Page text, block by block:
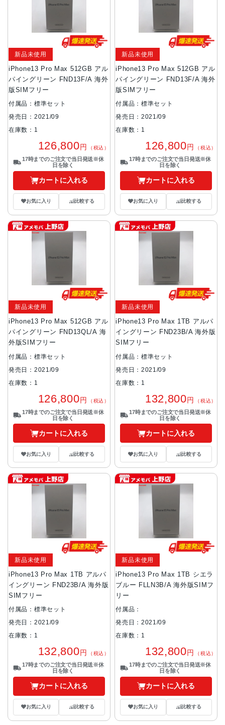
iPhone13 Pro Max 512GB アル
パイングリーン FND13F/A 海外
版SIMフリー
新品未使用
付属品：標準セット
発売日：2021/09
在庫数：1
126,800円 （税込）
17時までのご注文で当日発送※休
日を除く
カートに入れる
お気に入り 比較する
iPhone13 Pro Max 512GB アル
パイングリーン FND13F/A 海外
版SIMフリー
新品未使用
付属品：標準セット
発売日：2021/09
在庫数：1
126,800円 （税込）
17時までのご注文で当日発送※休
日を除く
カートに入れる
お気に入り 比較する
iPhone13 Pro Max 512GB アル
パイングリーン FND13QL/A 海
外版SIMフリー
新品未使用
付属品：標準セット
発売日：2021/09
在庫数：1
126,800円 （税込）
17時までのご注文で当日発送※休
日を除く
カートに入れる
お気に入り 比較する
iPhone13 Pro Max 1TB アルパ
イングリーン FND23B/A 海外版
SIMフリー
新品未使用
付属品：標準セット
発売日：2021/09
在庫数：1
132,800円 （税込）
17時までのご注文で当日発送※休
日を除く
カートに入れる
お気に入り 比較する
iPhone13 Pro Max 1TB アルパ
イングリーン FND23B/A 海外版
SIMフリー
新品未使用
付属品：標準セット
発売日：2021/09
在庫数：1
132,800円 （税込）
17時までのご注文で当日発送※休
日を除く
カートに入れる
お気に入り 比較する
iPhone13 Pro Max 1TB シエラ
ブルー FLLN3B/A 海外版SIMフ
リー
新品未使用
付属品：
発売日：2021/09
在庫数：1
132,800円 （税込）
17時までのご注文で当日発送※休
日を除く
カートに入れる
お気に入り 比較する